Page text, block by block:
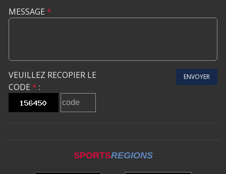
MESSAGE *
VEUILLEZ RECOPIER LE
CODE * :
ENVOYER
SPORTSREGIONS